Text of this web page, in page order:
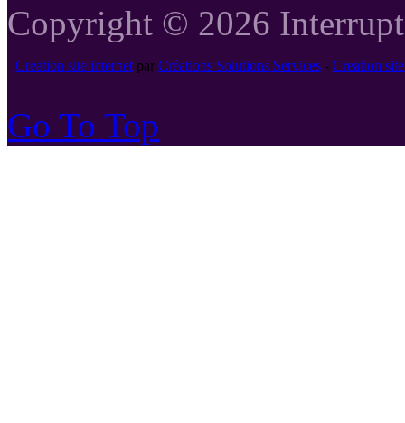
Copyright © 2026
Creation site internetpar Créations Solutions Services- Creation
Go To Top